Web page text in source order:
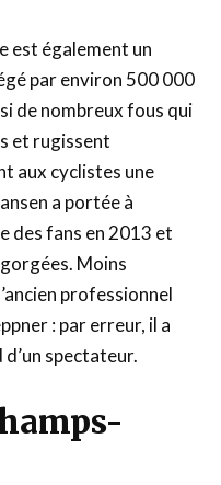
est également un
par environ 500 000
de nombreux fous qui
et rugissent
aux cyclistes une
a portée à
des fans en 2013 et
Moins
professionnel
: par erreur, il a
spectateur.